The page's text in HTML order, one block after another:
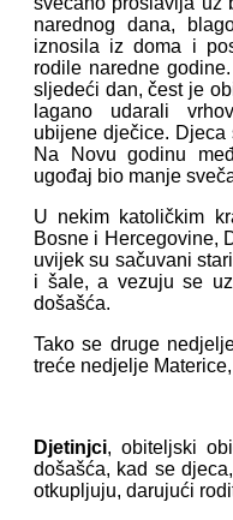
narednog dana,
iznosila iz doma i
rodile naredne
sljedeći dan, čest je
lagano udarali
ubijene dječice.
Na Novu godinu
ugođaj bio manje
U nekim katoličkim
Bosne i Hercegovine,
uvijek su sačuvani
i šale, a vezuju se
došašća.
Tako se druge
treće nedjelje
Djetinjci, obiteljski
došašća, kad se
otkupljuju, darujući